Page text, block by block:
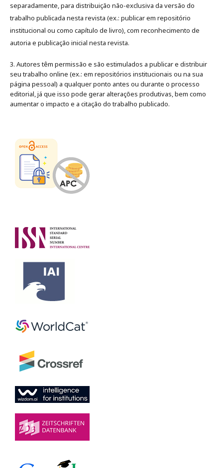
separadamente, para distribuição não-exclusiva da versão do
trabalho publicada nesta revista (ex.: publicar em repositório
institucional ou como capítulo de livro), com reconhecimento de
autoria e publicação inicial nesta revista.
3. Autores têm permissão e são estimulados a publicar e distribuir
seu trabalho online (ex.: em repositórios institucionais ou na sua
página pessoal) a qualquer ponto antes ou durante o processo
editorial, já que isso pode gerar alterações produtivas, bem como
aumentar o impacto e a citação do trabalho publicado.